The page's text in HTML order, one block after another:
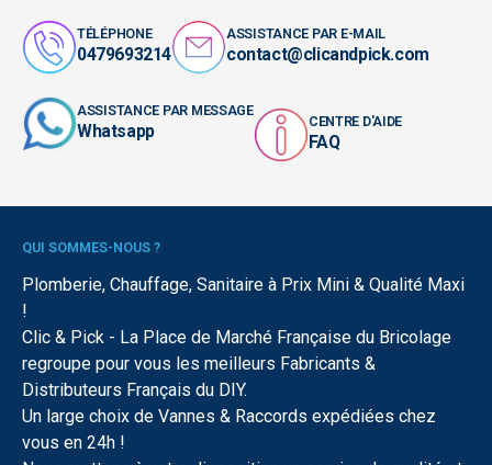
TÉLÉPHONE
0479693214
ASSISTANCE PAR E-MAIL
contact@clicandpick.com
ASSISTANCE PAR MESSAGE
Whatsapp CENTRE D'AIDE
FAQ
QUI SOMMES-NOUS ?
Plomberie, Chauffage, Sanitaire à Prix Mini & Qualité Maxi
!
Clic & Pick - La Place de Marché Française du Bricolage
regroupe pour vous les meilleurs Fabricants &
Distributeurs Français du DIY.
Un large choix de Vannes & Raccords expédiées chez
vous en 24h !